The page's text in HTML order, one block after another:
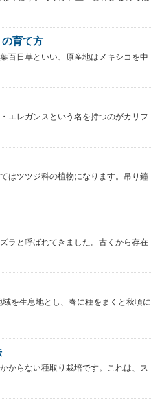
育て方
百日草といい、原産地はメキシコを中
エレガンスという名を持つのがカリフ
はツツジ科の植物になります。吊り鐘
ラと呼ばれてきました。古くから存在
を生息地とし、春に種をまくと秋頃に
からない種取り栽培です。これは、ス